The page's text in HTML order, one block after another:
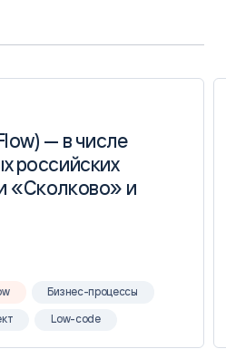
— в числе
российских
«Сколково» и
— в числе
российских
«Сколково» и
Бизнес-процессы
Low-code